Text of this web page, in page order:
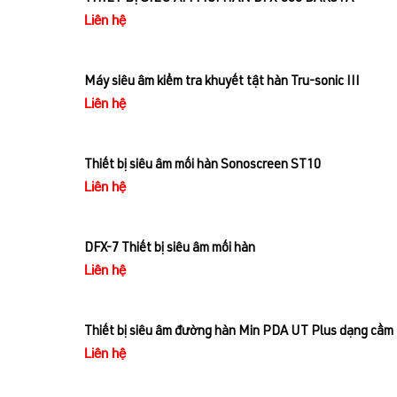
Liên hệ
Máy siêu âm kiểm tra khuyết tật hàn Tru-sonic III
Liên hệ
Thiết bị siêu âm mối hàn Sonoscreen ST10
Liên hệ
DFX-7 Thiết bị siêu âm mối hàn
Liên hệ
Thiết bị siêu âm đường hàn Min PDA UT Plus dạng cầm
Liên hệ